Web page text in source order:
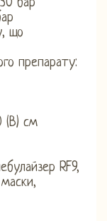
бар
що
препарату:
(В) см
RF9,